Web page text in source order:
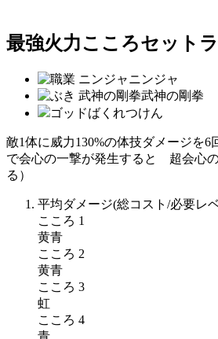
最強火力こころセット
ニンジャ
武神の剛拳
ゴッドばくれつけん
敵1体に威力130%の体技ダメージを6
で会心の一撃が発生すると 超会心
る）
平均ダメージ(総コスト/必要レ
こころ 1
黄青
こころ 2
黄青
こころ 3
虹
こころ 4
青